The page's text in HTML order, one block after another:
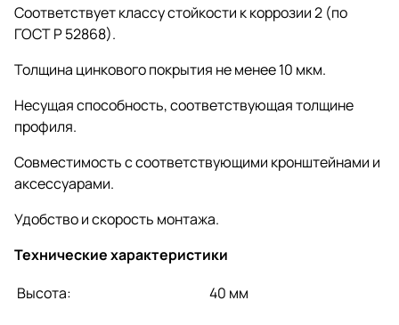
Соответствует классу стойкости к коррозии 2 (по
ГОСТ Р 52868).
Толщина цинкового покрытия не менее 10 мкм.
Несущая способность, соответствующая толщине
профиля.
Совместимость с соответствующими кронштейнами и
аксессуарами.
Удобство и скорость монтажа.
Технические характеристики
Высота:
40 мм